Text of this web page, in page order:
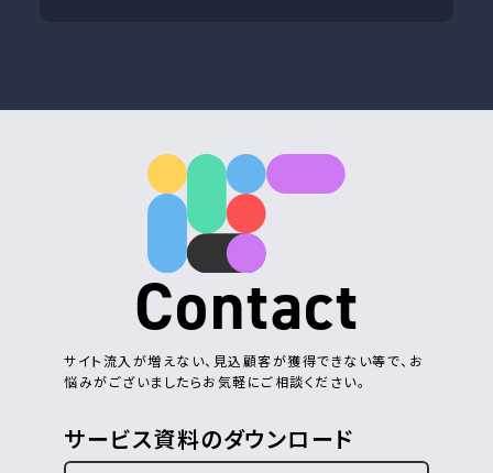
Contact
サイト流入が増えない、見込顧客が獲得できない等で、お
悩みがございましたらお気軽にご相談ください。
サービス資料のダウンロード